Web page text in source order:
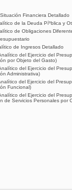
Financiera Detallado
de la Deuda Píºblica y
de Obligaciones
de Ingresos Detallado
del Ejercicio del
por Objeto del Gasto)
del Ejercicio del
Administrativa)
del Ejercicio del
Funcional)
del Ejercicio del
de Servicios Personales por